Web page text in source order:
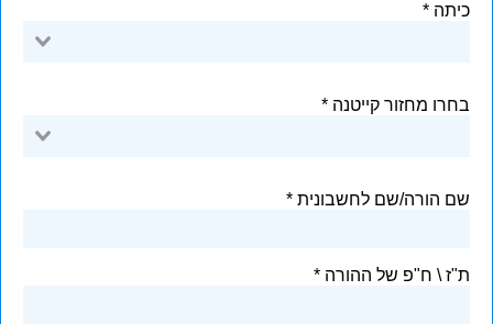
כיתה
בחרו מחזור קייטנה
שם הורה/שם לחשבונית
ת"ז \ ח"פ של ההורה